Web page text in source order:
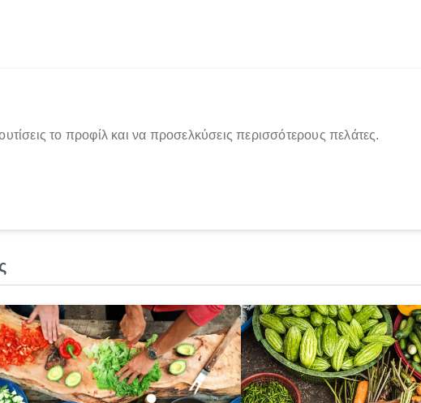
το προφίλ και να προσελκύσεις περισσότερους πελάτες.